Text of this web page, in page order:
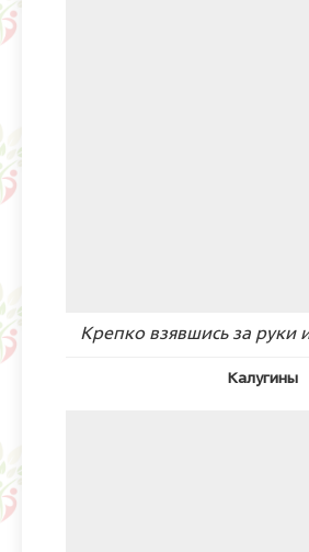
Крепко взявшись за руки
Калугины